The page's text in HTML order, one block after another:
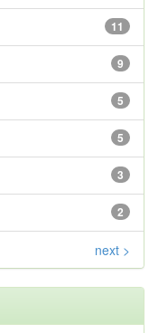
11
9
5
5
3
2
next >